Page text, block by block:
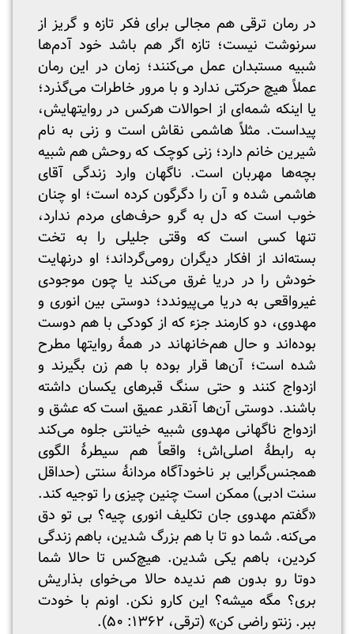
در رمان ترقی هم مجالی برای فکر تازه و گریز از
سرنوشت نیست؛ تازه اگر هم باشد خود آدم‌ها
شبیه مستبدان عمل می‌کنند؛ زمان در این رمان
عملاً هیچ حرکتی ندارد و با مرور خاطرات می‌گذرد؛
یا اینکه شمه‌ای از احوالات هرکس در روایت‎هایش،
پیداست. مثلاً هاشمی نقاش است و زنی به نام
شیرین خانم دارد؛ زنی کوچک که روحش هم شبیه
بچه‌ها مهربان است. ناگهان وارد زندگی آقای
هاشمی شده و آن را دگرگون کرده است؛ او چنان
خوب است که دل به گرو حرف‌های مردم ندارد،
تنها کسی است که وقتی جلیلی را به تخت
بسته‌اند از افکار دیگران رومی‌گرداند؛ او درنهایت
خودش را در دریا غرق می‌کند یا چون موجودی
غیرواقعی به دریا می‌پیوندد؛ دوستی بین انوری و
مهدوی، دو کارمند جزء که از کودکی با هم دوست
بوده‌اند و حال هم‌خانه‎اند در همۀ روایت‎ها مطرح
شده است؛ آن‌ها قرار بوده با هم زن بگیرند و
ازدواج کنند و حتی سنگ قبرهای یکسان داشته
باشند. دوستی آن‌ها آنقدر عمیق است که عشق و
ازدواج ناگهانی مهدوی شبیه خیانتی جلوه می‌کند
به رابطۀ اصلی‌اش؛ واقعاً هم سیطرۀ الگوی
همجنس‌گرایی بر ناخودآگاه مردانۀ سنتی (حداقل
سنت ادبی) ممکن است چنین چیزی را توجیه کند.
«گفتم مهدوی جان تکلیف انوری چیه؟ بی تو دق
می‌کنه. شما دو تا با هم بزرگ شدین، باهم زندگی
کردین، باهم یکی شدین. هیچ‌کس تا حالا شما
دوتا رو بدون هم ندیده حالا می‌خوای بذاریش
بری؟ مگه میشه؟ این کارو نکن. اونم با خودت
ببر. زنتو راضی کن» (ترقی، ۱۳۶۲: ۵۰).